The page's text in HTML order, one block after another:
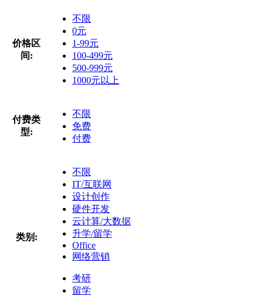
价格区
间:
不限
0元
1-99元
100-499元
500-999元
1000元以上
付费类
型:
不限
免费
付费
类别:
不限
IT/互联网
设计创作
硬件开发
云计算/大数据
升学/留学
Office
网络营销
考研
留学